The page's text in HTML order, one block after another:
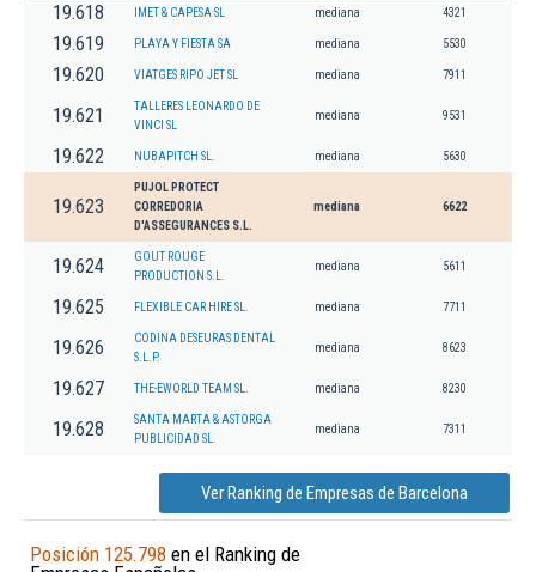
19.618 IMET & CAPESA SL mediana 4321
19.619 PLAYA Y FIESTA SA mediana 5530
19.620 VIATGES RIPO JET SL mediana 7911
19.621
TALLERES LEONARDO DE
VINCI SL
mediana 9531
19.622 NUBAPITCH SL. mediana 5630
19.623
PUJOL PROTECT
CORREDORIA
D'ASSEGURANCES S.L.
mediana 6622
19.624
GOUT ROUGE
PRODUCTION S.L.
mediana 5611
19.625 FLEXIBLE CAR HIRE SL. mediana 7711
19.626
CODINA DESEURAS DENTAL
S.L.P.
mediana 8623
19.627 THE-EWORLD TEAM SL. mediana 8230
19.628
SANTA MARTA & ASTORGA
PUBLICIDAD SL.
mediana 7311
Ver Ranking de Empresas de Barcelona
Posición 125.798 en el Ranking de